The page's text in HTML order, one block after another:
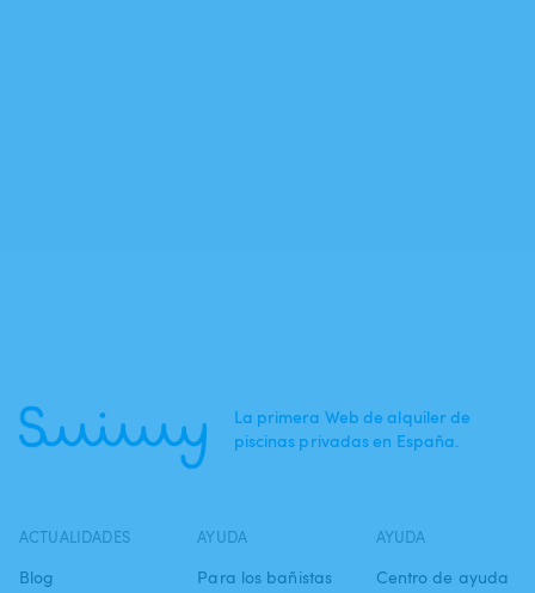
La primera Web de alquiler de
piscinas privadas en España.
ACTUALIDADES
Blog
AYUDA
Para los bañistas
AYUDA
Centro de ayuda